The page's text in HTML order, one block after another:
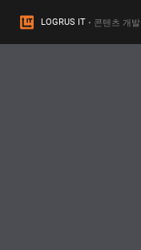
LOGRUS IT • 콘텐츠 개발